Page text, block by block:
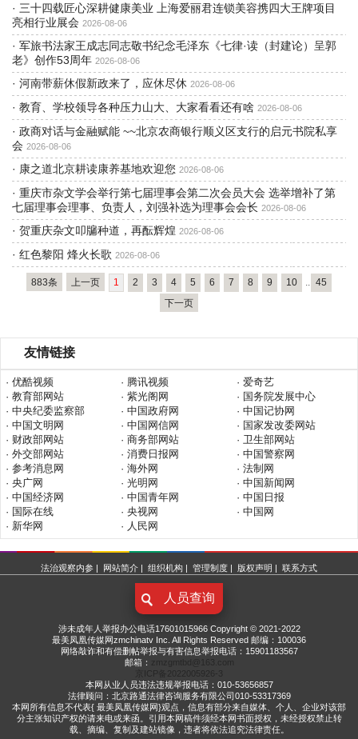
· 三十四载匠心深耕健康美业 上海爱丽君连锁美容携四大王牌项目
亮相行业展会 2026-08-06
· 军旅书法家王成志同志敬书纪念毛泽东《七律·读（封建论）呈郭
老》创作53周年 2026-08-06
· 河南带薪休假新政来了，应休尽休 2026-08-06
· 教育、学校领导各种压力山大、大家看看还有啥 2026-08-06
· 政商对话与金融赋能 ~~北京农商银行顺义区支行的启元书院私享
会 2026-08-06
· 康之道北京耕读康养基地欢迎您 2026-08-06
· 重庆市杂文学会举行第七届理事会第二次会员大会 选举增补了第
七届理事会理事、负责人，刘强补选为理事会会长 2026-08-06
· 贺重庆杂文叩牖种道，再酝辉煌 2026-08-06
· 红色黎阳 烽火长歌 2026-08-06
883条 上一页 1 2 3 4 5 6 7 8 9 10 .. 45
下一页
友情链接
· 优酷视频 · 腾讯视频
· 爱奇艺
· 教育部网站
· 紫光阁网
· 国务院发展中心
· 中央纪委监察部
· 中国政府网
· 中国记协网
· 中国文明网
· 中国网信网
· 国家发改委网站
· 财政部网站
· 商务部网站
· 卫生部网站
· 外交部网站
· 消费日报网
· 中国警察网
· 参考消息网
· 海外网
· 法制网
· 央广网
· 光明网
· 中国新闻网
· 中国经济网
· 中国青年网
· 中国日报
· 国际在线
· 央视网
· 中国网
· 新华网
· 人民网
法治观察内参 | 网站简介 | 组织机构 | 管理制度 | 版权声明 | 联系方式
人员查询
涉未成年人举报办公电话17601015966 Copyright © 2021-2022
最美凤凰传媒网zmchinatv Inc. All Rights Reserved 邮编：100036
网络敲诈和有偿删帖举报与有害信息举报电话：15901183567
邮箱：
zmzgmtbd@163.com
京ICP备2022005926-3
本网从业人员违法违规举报电话：010-53656857
法律顾问：北京路通法律咨询服务有限公司010-53317369
本网所有信息不代表{ 最美凤凰传媒网}观点，信息有部分来自媒体、个人、企业对该部
分主张知识产权的请来电或来函。引用本网稿件须经本网书面授权，未经授权禁止转
载、摘编、复制及建站镜像，违者将依法追究法律责任。